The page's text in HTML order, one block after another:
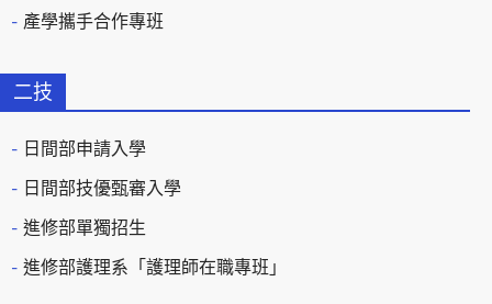
產學攜手合作專班
二技
日間部申請入學
日間部技優甄審入學
進修部單獨招生
進修部護理系「護理師在職專班」